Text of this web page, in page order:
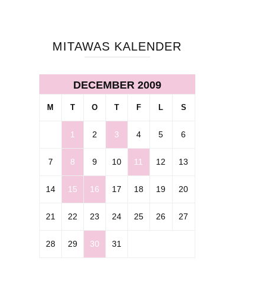
MITAWAS KALENDER
DECEMBER 2009
M T O T F L S
1 2 3 4 5 6
7 8 9 10 11 12 13
14 15 16 17 18 19 20
21 22 23 24 25 26 27
28 29 30 31